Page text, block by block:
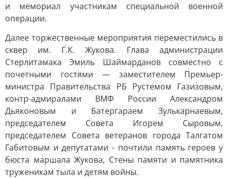
и мемориал участникам специальной военной
операции.
Далее торжественные мероприятия переместились в
сквер им. Г.К. Жукова. Глава администрации
Стерлитамака Эмиль Шаймарданов совместно с
почетными гостями — заместителем Премьер-
министра Правительства РБ Рустемом Газизовым,
контр-адмиралами ВМФ России Александром
Дьяконовым и Батергараем Зулькарнаевым,
председателем Совета Игорем Сыровым,
председателем Совета ветеранов города Талгатом
Габитовым и депутатами - почтили память героев у
бюста маршала Жукова, Стены памяти и памятника
труженикам тыла и детям войны.